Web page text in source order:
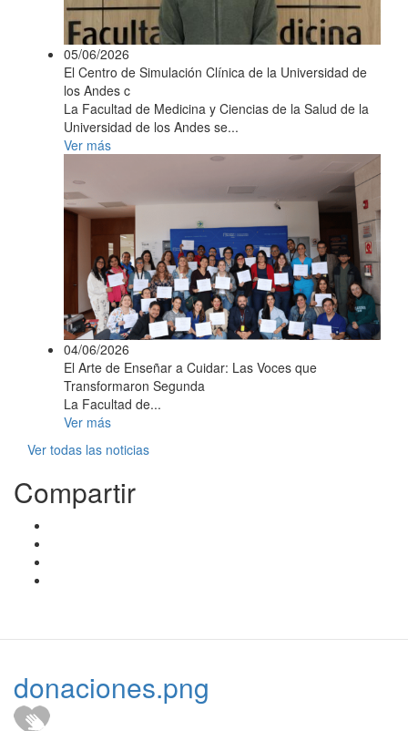
05/06/2026
El Centro de Simulación Clínica de la Universidad de
los Andes c
La Facultad de Medicina y Ciencias de la Salud de la
Universidad de los Andes se...
Ver más
04/06/2026
El Arte de Enseñar a Cuidar: Las Voces que
Transformaron Segunda
La Facultad de...
Ver más
Ver todas las noticias
Compartir
donaciones.png